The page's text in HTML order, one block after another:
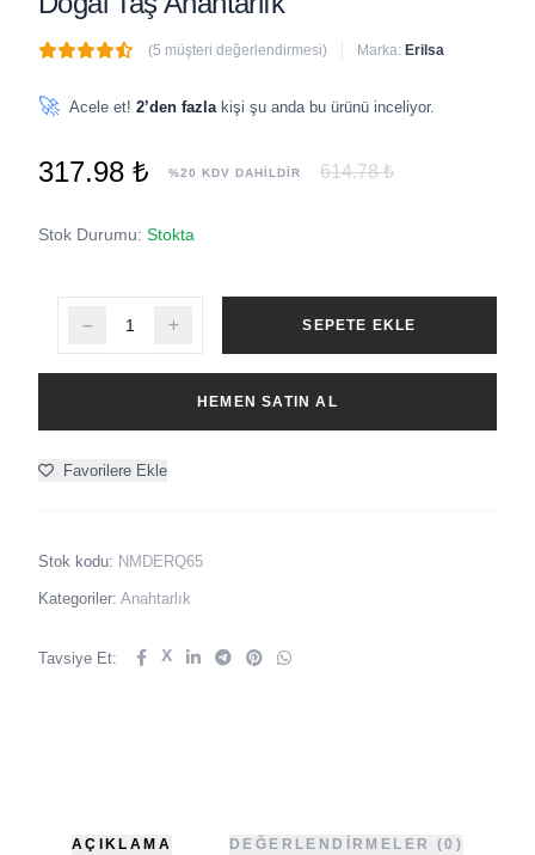
(5 müşteri değerlendirmesi) Marka: Erilsa
🚀 Acele et! 2’den fazla kişi şu anda bu ürünü inceliyor.
317.98 ₺ %20 KDV DAHİLDİR 614.78 ₺
Stok Durumu: Stokta
SEPETE EKLE
HEMEN SATIN AL
Favorilere Ekle
Stok kodu: NMDERQ65
Kategoriler: Anahtarlık
Tavsiye Et: X
AÇIKLAMA DEĞERLENDIRMELER (0)